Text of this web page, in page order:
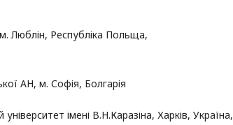
Люблін, Республіка Польща,
АН, м. Софія, Болгарія
імені В.Н.Каразіна, Харків, Україна,